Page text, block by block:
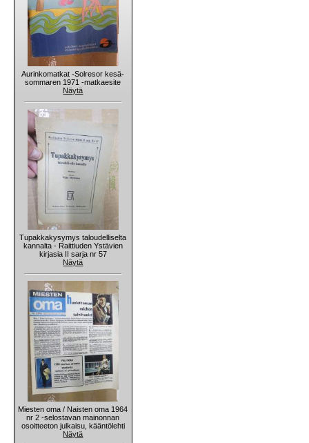
Aurinkomatkat -Solresor kesä-
sommaren 1971 -matkaesite
Näytä
Tupakkakysymys taloudelliselta
kannalta - Raittiuden Ystävien
kirjasia II sarja nr 57
Näytä
Miesten oma / Naisten oma 1964
nr 2 -selostavan mainonnan
osoitteeton julkaisu, kääntölehti
Näytä